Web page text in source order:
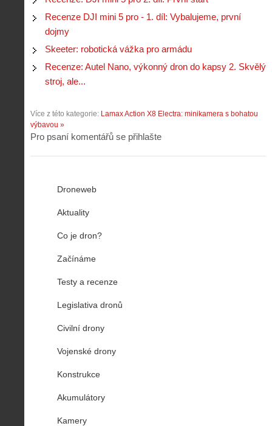
Recenze DJI mini 5 pro - 1. díl: Vybalujeme, první
dojmy
Skeeter: robotická vážka pro armádu
Recenze: Autel Nano, výkonný dron do kapsy 2. Skvělý
stroj, ale...
Více z této kategorie: Lamax Action X8 Electra: minikamera s bohatou
výbavou »
Pro psaní komentářů se přihlašte
Droneweb
Aktuality
Co je dron?
Začínáme
Testy a recenze
Legislativa dronů
Civilní drony
Vojenské drony
Konstrukce
Akumulátory
Kamery